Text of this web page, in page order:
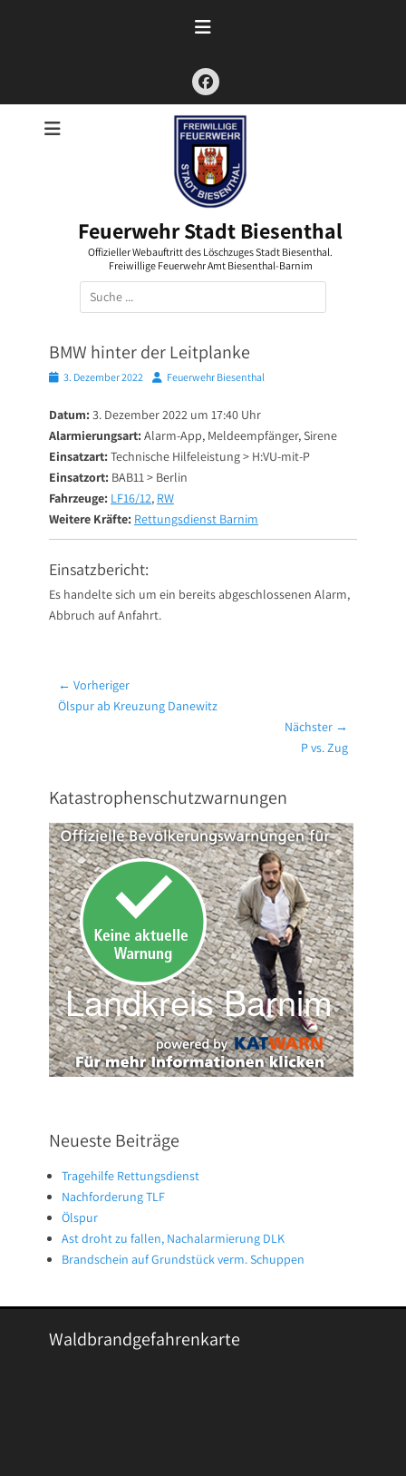
Facebook
Feuerwehr Stadt Biesenthal
Offizieller Webauftritt des Löschzuges Stadt Biesenthal.
Freiwillige Feuerwehr Amt Biesenthal-Barnim
Suchen
nach:
BMW hinter der Leitplanke
Posted3. Dezember 2022 AutorFeuerwehr Biesenthal
Datum: 3. Dezember 2022 um 17:40 Uhr
Alarmierungsart: Alarm-App, Meldeempfänger, Sirene
Einsatzart: Technische Hilfeleistung > H:VU-mit-P
Einsatzort: BAB11 > Berlin
Fahrzeuge: LF16/12, RW
Weitere Kräfte: Rettungsdienst Barnim
Einsatzbericht:
Es handelte sich um ein bereits abgeschlossenen Alarm,
Abbruch auf Anfahrt.
Beitragsnavigation
← Vorheriger
Vorheriger
Ölspur ab Kreuzung Danewitz
Nächster →
P vs. Zug
Katastrophenschutzwarnungen
Neueste Beiträge
Tragehilfe Rettungsdienst
Nachforderung TLF
Ölspur
Ast droht zu fallen, Nachalarmierung DLK
Brandschein auf Grundstück verm. Schuppen
Waldbrandgefahrenkarte